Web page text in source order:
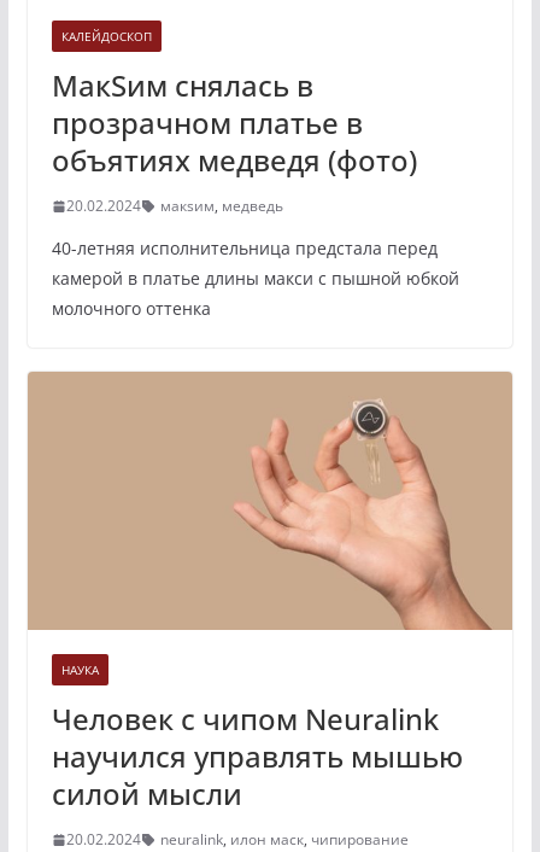
КАЛЕЙДОСКОП
МакSим снялась в
прозрачном платье в
объятиях медведя (фото)
20.02.2024 макsим, медведь
40-летняя исполнительница предстала перед
камерой в платье длины макси с пышной юбкой
молочного оттенка
НАУКА
Человек с чипом Neuralink
научился управлять мышью
силой мысли
20.02.2024 neuralink, илон маск, чипирование